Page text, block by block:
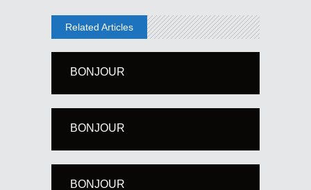
Related Articles
BONJOUR
BONJOUR
BONJOUR